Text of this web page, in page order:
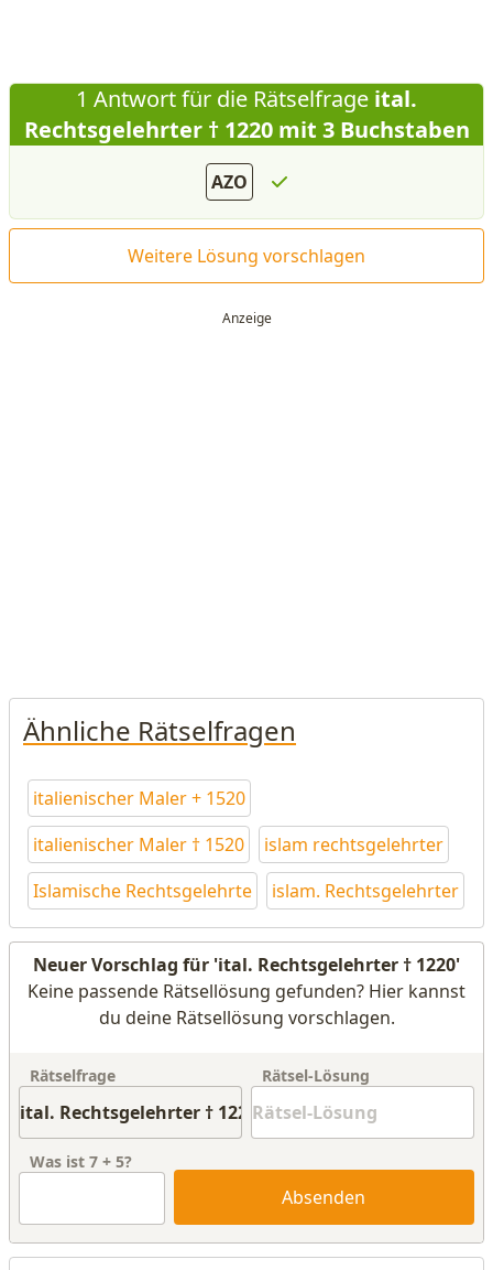
1 Antwort für die Rätselfrage ital.
Rechtsgelehrter † 1220 mit 3 Buchstaben
AZO
Weitere Lösung vorschlagen
Ähnliche Rätselfragen
italienischer Maler + 1520
italienischer Maler † 1520
islam rechtsgelehrter
Islamische Rechtsgelehrte
islam. Rechtsgelehrter
Neuer Vorschlag für 'ital. Rechtsgelehrter † 1220'
Keine passende Rätsellösung gefunden? Hier kannst
du deine Rätsellösung vorschlagen.
Rätselfrage Rätsel-Lösung
Was ist 7 + 5?
Absenden